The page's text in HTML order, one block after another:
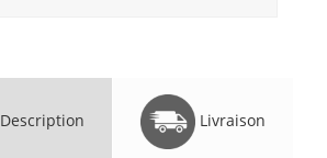
Description Livraison